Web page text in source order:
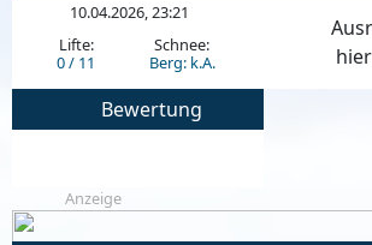
10.04.2026, 23:21
Lifte:
0 / 11
Schnee:
Berg: k.A.
Bewertung
Anzeige